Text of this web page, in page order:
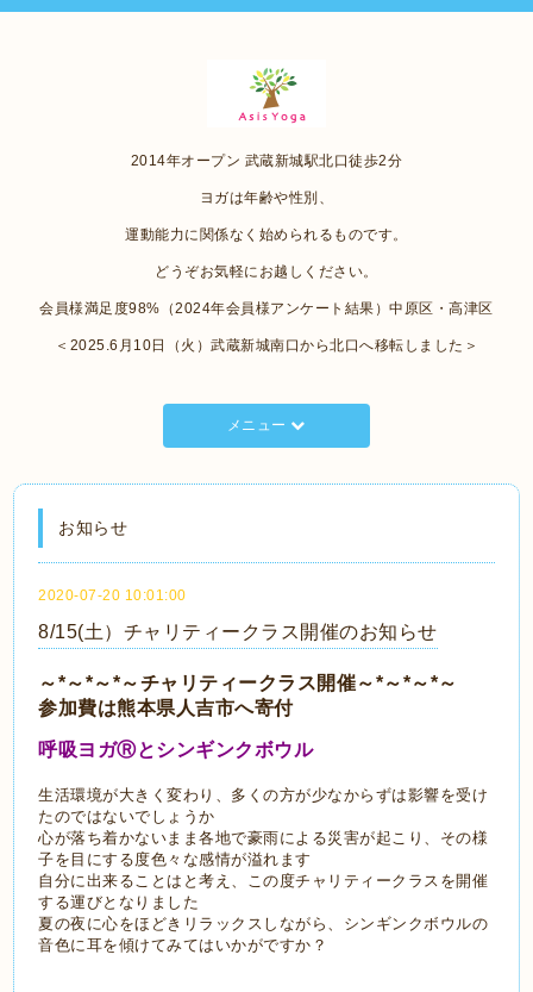
2014年オープン 武蔵新城駅北口徒歩2分
ヨガは年齢や性別、
運動能力に関係なく始められるものです。
どうぞお気軽にお越しください。
会員様満足度98%（2024年会員様アンケート結果）中原区・高津区
＜2025.6月10日（火）武蔵新城南口から北口へ移転しました＞
メニュー
お知らせ
2020-07-20 10:01:00
8/15(土）チャリティークラス開催のお知らせ
～*～*～*～チャリティークラス開催～*～*～*～
参加費は熊本県人吉市へ寄付
呼吸ヨガⓇとシンギンクボウル
生活環境が大きく変わり、多くの方が少なからずは影響を受け
たのではないでしょうか
心が落ち着かないまま各地で豪雨による災害が起こり、その様
子を目にする度色々な感情が溢れます
自分に出来ることはと考え、この度チャリティークラスを開催
する運びとなりました
夏の夜に心をほどきリラックスしながら、シンギンクボウルの
音色に耳を傾けてみてはいかがですか？